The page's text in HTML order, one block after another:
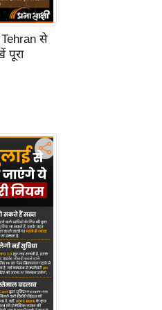
से
पूरा